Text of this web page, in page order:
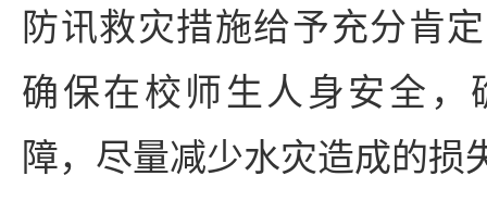
防讯救灾措施给予充分肯
确保在校师生人身安全，
障，尽量减少水灾造成的损